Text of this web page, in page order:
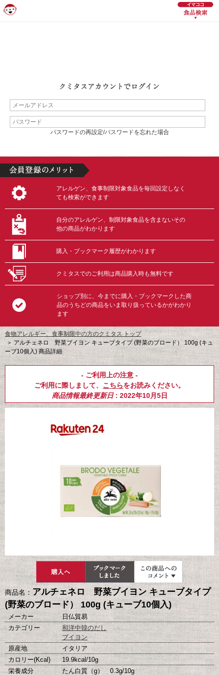
パスワードの再設定/パスワードを忘れた場合
アレルゲン、食事制限対象食品を毎回設定しなく
ても検索ができます
自分のアレルゲン、制限対象食品を含まないその
他の商品がわかります
購入・ブックマーク履歴がわかります
クミタスでのご利用は商品購入時も無料です
ショップ別に、今までに購入・ブックマークした商
品のうちどの商品をいま取り扱っているかがわかり
ます
食物アレルギー、食事制限中の方のクミタス トップ
＞アルチェネロ 野菜ブイヨン キューブタイプ (野菜のブロード） 100g (キュ
ーブ10個入) 商品詳細
- ご利用上の注意 -
ご利用に際しまして、 こちらをお読みください。
商品情報最終更新日: 2022年10月5日
商品名：アルチェネロ 野菜ブイヨン キューブタイプ
(野菜のブロード） 100g (キューブ10個入)
メーカー
日仏貿易
カテゴリー
和洋中韓のだし
ブイヨン
原産地
イタリア
カロリー(Kcal)
19.9kcal/10g
栄養成分
たん白質（g） 0.3g/10g